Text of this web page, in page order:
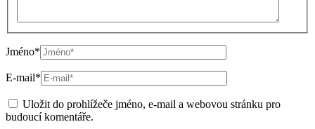
Jméno*
E-mail*
Uložit do prohlížeče jméno, e-mail a webovou stránku pro
budoucí komentáře.